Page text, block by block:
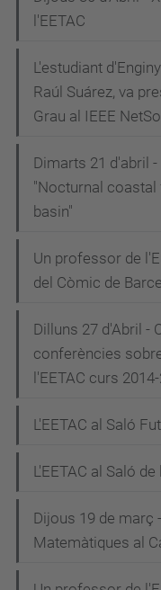
l'EETAC
L'estudiant
Raúl Suárez, va
Grau al IEEE
Dimarts 21 d'abril
"Nocturnal
basin"
Un professor de
del Còmic de
Dilluns 27 d'Abril -
conferències
l'EETAC curs
L'EETAC al Saló
L'EETAC al Saló
Dijous 19 de març
Matemàtiques al